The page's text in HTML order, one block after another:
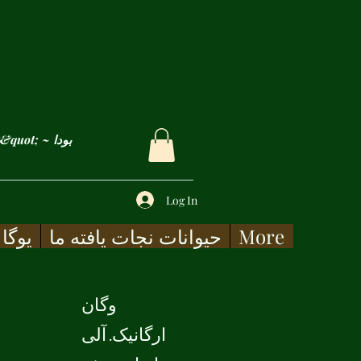
&quot; غم ها و زخم های ما فقط زمانی التیام می یابد که آنها را با شفقت لمس کنیم&quot; ~ بودا
Log In
یوگا حیوانات نجات یافته ما More
وگان
ارگانیک. آلی